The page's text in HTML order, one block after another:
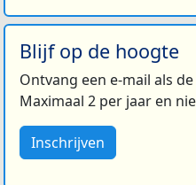
Blijf op de hoogte
Ontvang een e-mail als
Maximaal 2 per jaar en
Inschrijven